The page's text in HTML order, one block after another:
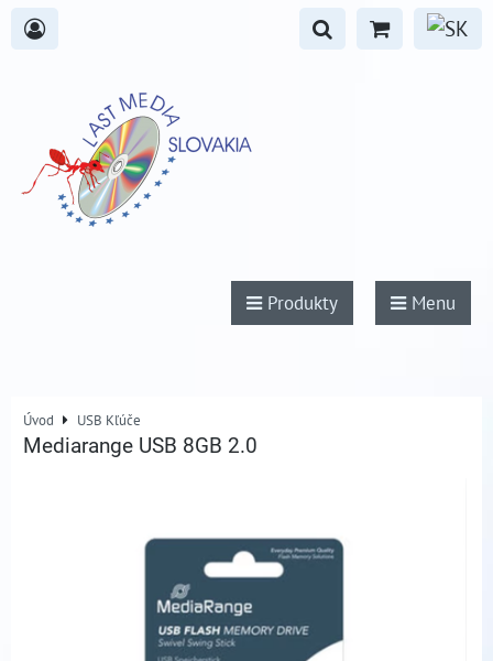
Produkty Menu
Úvod USB Kľúče
Mediarange USB 8GB 2.0